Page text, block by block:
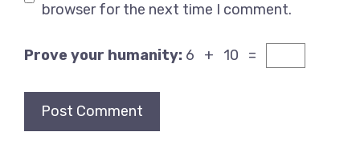
browser for the next time I comment.
Prove your humanity: 6 + 10 =